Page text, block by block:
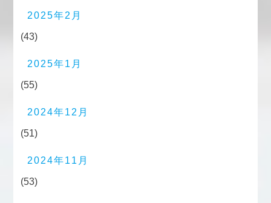
2025年2月
(43)
2025年1月
(55)
2024年12月
(51)
2024年11月
(53)